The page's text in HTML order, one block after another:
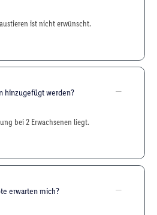
ist nicht erwünscht.
hinzugefügt werden?
bei 2 Erwachsenen liegt.
erwarten mich?